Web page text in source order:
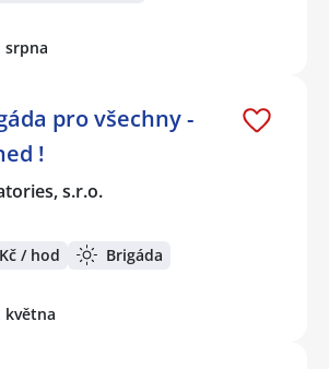
srpna
pro všechny -
!
s.r.o.
/ hod Brigáda
května